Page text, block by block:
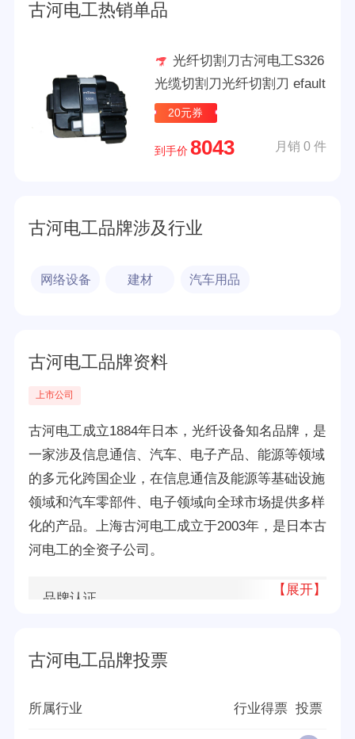
古河电工热销单品
光纤切割刀古河电工S326
光缆切割刀光纤切割刀 efault
20元券
到手价 8043 月销 0 件
古河电工品牌涉及行业
网络设备 建材 汽车用品
古河电工品牌资料
上市公司
古河电工成立1884年日本，光纤设备知名品牌，是
一家涉及信息通信、汽车、电子产品、能源等领域
的多元化跨国企业，在信息通信及能源等基础设施
领域和汽车零部件、电子领域向全球市场提供多样
化的产品。上海古河电工成立于2003年，是日本古
河电工的全资子公司。
品牌认证 十大
【展开】
古河电工品牌投票
所属行业 行业得票 投票